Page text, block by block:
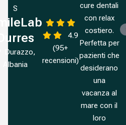
S
Durazzo,
Albania
4.9
(95+
recensioni)
cure dentali
con relax
costiero.
Perfetta per
pazienti che
desiderano
una
vacanza al
mare con il
loro